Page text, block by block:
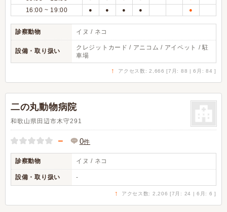
16:00 ~ 19:00 ● ● ● ● ●
診察動物 イヌ / ネコ
設備・取り扱い
クレジットカード / アニコム / アイペット / 駐
車場
↑ アクセス数: 2,666 [7月: 88 | 6月: 84 ]
二の丸動物病院
和歌山県田辺市木守291
－ 0件
診察動物 イヌ / ネコ
設備・取り扱い -
↑ アクセス数: 2,206 [7月: 24 | 6月: 6 ]